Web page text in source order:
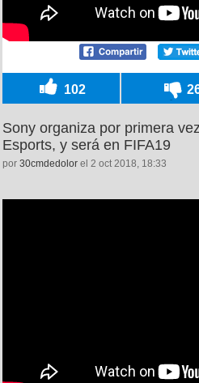
102
Sony organiza por primera
Esports, y será en FIFA19
por 30cmdedolor el 2 oct 2018, 18:33